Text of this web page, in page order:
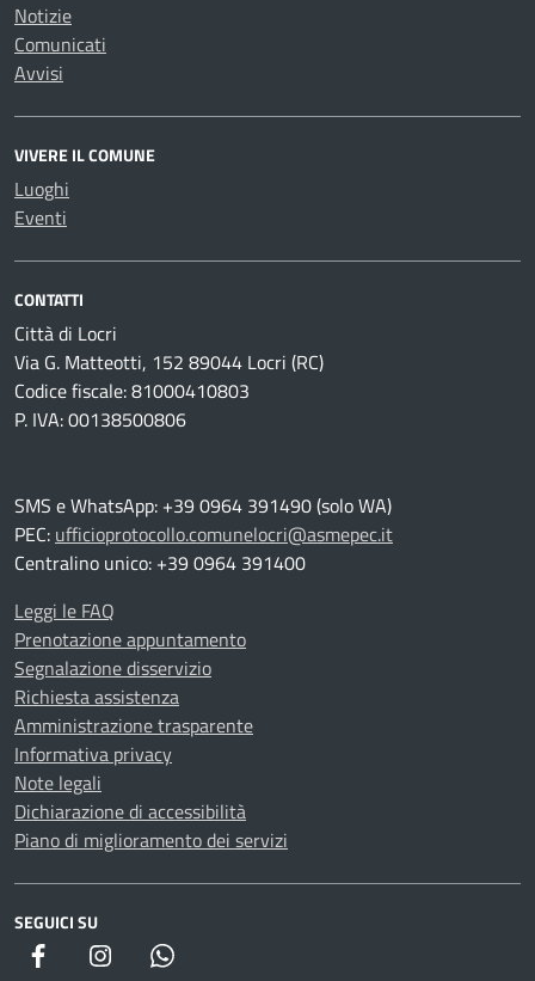
Notizie
Comunicati
Avvisi
VIVERE IL COMUNE
Luoghi
Eventi
CONTATTI
Città di Locri
Via G. Matteotti, 152 89044 Locri (RC)
Codice fiscale: 81000410803
P. IVA: 00138500806
SMS e WhatsApp: +39 0964 391490 (solo WA)
PEC: ufficioprotocollo.comunelocri@asmepec.it
Centralino unico: +39 0964 391400
Leggi le FAQ
Prenotazione appuntamento
Segnalazione disservizio
Richiesta assistenza
Amministrazione trasparente
Informativa privacy
Note legali
Dichiarazione di accessibilità
Piano di miglioramento dei servizi
SEGUICI SU